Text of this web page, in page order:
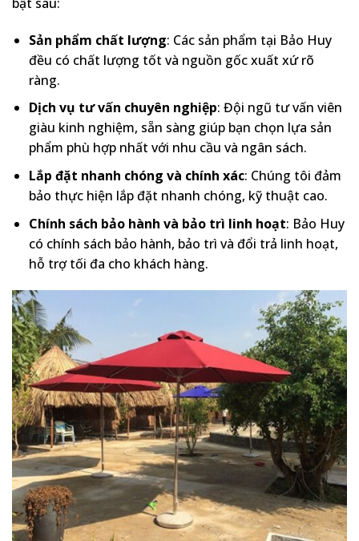
Sản phẩm chất lượng: Các sản phẩm tại Bảo Huy
đều có chất lượng tốt và nguồn gốc xuất xứ rõ
ràng.
Dịch vụ tư vấn chuyên nghiệp: Đội ngũ tư vấn viên
giàu kinh nghiệm, sẵn sàng giúp bạn chọn lựa sản
phẩm phù hợp nhất với nhu cầu và ngân sách.
Lắp đặt nhanh chóng và chính xác: Chúng tôi đảm
bảo thực hiện lắp đặt nhanh chóng, kỹ thuật cao.
Chính sách bảo hành và bảo trì linh hoạt: Bảo Huy
có chính sách bảo hành, bảo trì và đổi trả linh hoạt,
hỗ trợ tối đa cho khách hàng.